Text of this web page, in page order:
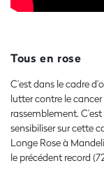
Tous en rose
C’est dans le cadre
lutter contre le cancer
rassemblement.
sensibiliser sur cette
Longe Rose à
le précédent record